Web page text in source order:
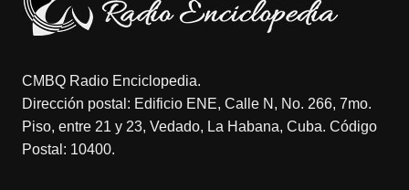
CMBQ Radio Enciclopedia.
Dirección postal: Edificio ENE, Calle N, No. 266, 7mo.
Piso, entre 21 y 23, Vedado, La Habana, Cuba. Código
Postal: 10400.